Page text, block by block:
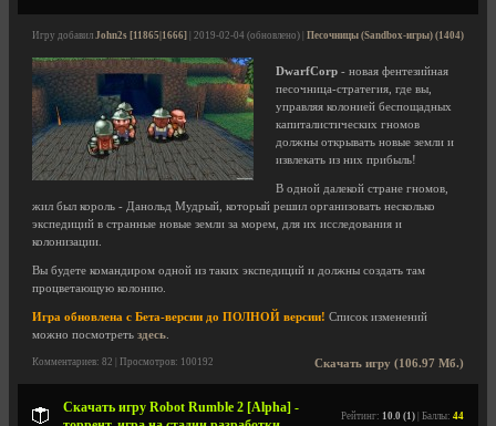
Игру добавил John2s [11865|1666] | 2019-02-04 (обновлено) | Песочницы (Sandbox-игры) (1404)
DwarfCorp - новая фентезийная
песочница-стратегия, где вы,
управляя колонией беспощадных
капиталистических гномов
должны открывать новые земли и
извлекать из них прибыль!
В одной далекой стране гномов,
жил был король - Данольд Мудрый, который решил организовать несколько
экспедиций в странные новые земли за морем, для их исследования и
колонизации.
Вы будете командиром одной из таких экспедиций и должны создать там
процветающую колонию.
Игра обновлена с Бета-версии до ПОЛНОЙ версии! Список изменений
можно посмотреть здесь
Скачать игру (106.97 Мб.)
Комментариев: 82 | Просмотров: 100192
Скачать игру Robot Rumble 2 [Alpha] -
Рейтинг: 10.0 (1) | Баллы: 44